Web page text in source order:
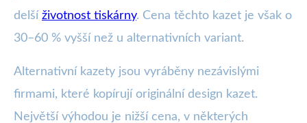
delší životnost tiskárny. Cena těchto kazet je však o
30–60 % vyšší než u alternativních variant.
Alternativní kazety jsou vyráběny nezávislými
firmami, které kopírují originální design kazet.
Největší výhodou je nižší cena, v některých